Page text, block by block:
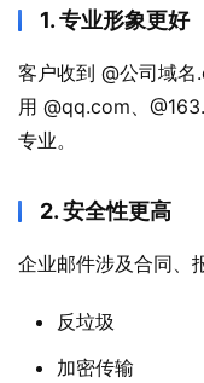
1. 专业形象更好
客户收到 @公司域名
用 @qq.com、
专业。
2. 安全性更高
企业邮件涉及合同、
反垃圾
加密传输